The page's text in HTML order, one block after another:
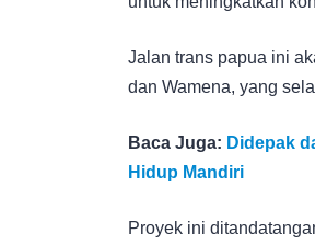
Jalan trans papua ini
dan Wamena, yang
Baca Juga: Didepak
Hidup Mandiri
Proyek ini